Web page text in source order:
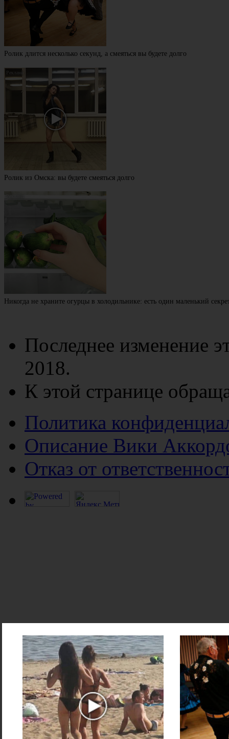
Ролик длится несколько секунд, а смеяться вы будете долго
Ролик из Омска: вы будете смеяться долго
Никогда не храните огурцы в холодильнике: есть один маленький
Последнее изменение
2018.
К этой странице
Политика
Описание Вики
Отказ от